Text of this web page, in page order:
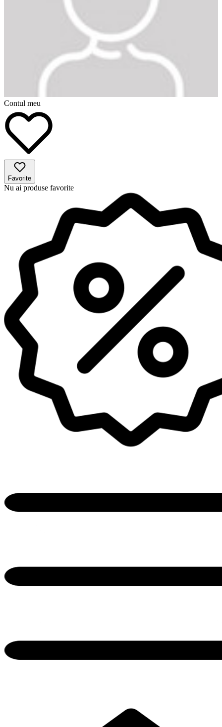
Contul meu
Favorite
Nu ai produse favorite